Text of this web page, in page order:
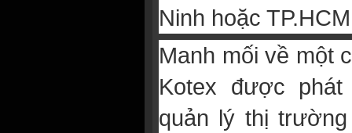
Ninh hoặc
Manh mối về một
Kotex được
quản lý thị